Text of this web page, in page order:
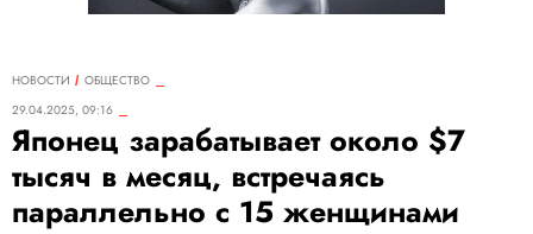
НОВОСТИ
ОБЩЕСТВО
29.04.2025, 09:16
Японец зарабатывает около $7
тысяч в месяц, встречаясь
параллельно с 15 женщинами